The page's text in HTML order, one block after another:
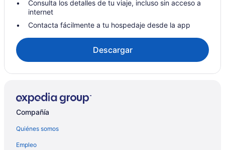
Hoteles con desayuno incluido en Canistota
Hoteles de Independent en Canistota
Hoteles en Canistota
Moteles en Canistota
Apartamentos en Canton
Hoteles en Centro de la ciudad de Sioux Falls
Consulta los detalles de tu viaje, incluso sin acceso a
internet
Contacta fácilmente a tu hospedaje desde la app
Descargar
Compañía
Quiénes somos
Empleo